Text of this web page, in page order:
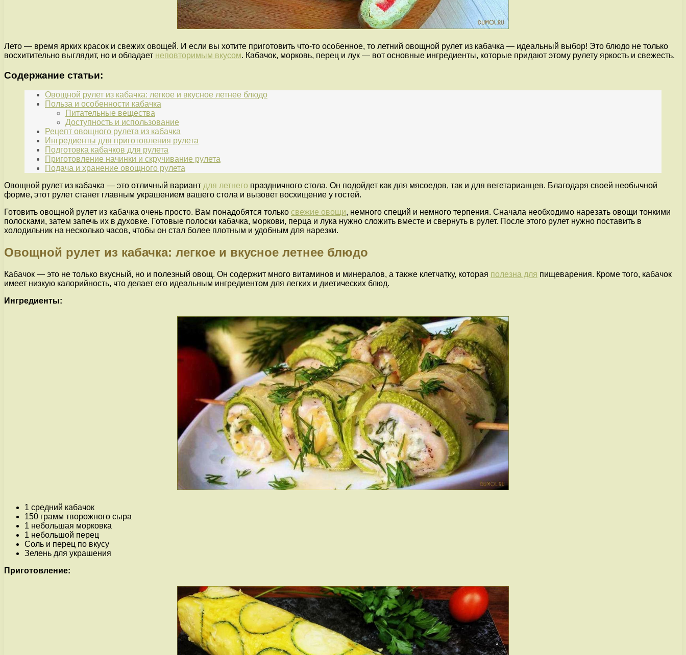
Лето — время ярких красок и свежих овощей. И если вы хотите приготовить что-то особенное, то летний овощной рулет из кабачка — идеальный выбор! Это блюдо не только
восхитительно выглядит, но и обладает неповторимым вкусом. Кабачок, морковь, перец и лук — вот основные ингредиенты, которые придают этому рулету яркость и свежесть.
Содержание статьи:
Овощной рулет из кабачка: легкое и вкусное летнее блюдо
Польза и особенности кабачка
Питательные вещества
Доступность и использование
Рецепт овощного рулета из кабачка
Ингредиенты для приготовления рулета
Подготовка кабачков для рулета
Приготовление начинки и скручивание рулета
Подача и хранение овощного рулета
Овощной рулет из кабачка — это отличный вариант для летнего праздничного стола. Он подойдет как для мясоедов, так и для вегетарианцев. Благодаря своей необычной
форме, этот рулет станет главным украшением вашего стола и вызовет восхищение у гостей.
Готовить овощной рулет из кабачка очень просто. Вам понадобятся только свежие овощи, немного специй и немного терпения. Сначала необходимо нарезать овощи тонкими
полосками, затем запечь их в духовке. Готовые полоски кабачка, моркови, перца и лука нужно сложить вместе и свернуть в рулет. После этого рулет нужно поставить в
холодильник на несколько часов, чтобы он стал более плотным и удобным для нарезки.
Овощной рулет из кабачка: легкое и вкусное летнее блюдо
Кабачок — это не только вкусный, но и полезный овощ. Он содержит много витаминов и минералов, а также клетчатку, которая полезна для пищеварения. Кроме того, кабачок
имеет низкую калорийность, что делает его идеальным ингредиентом для легких и диетических блюд.
Ингредиенты:
1 средний кабачок
150 грамм творожного сыра
1 небольшая морковка
1 небольшой перец
Соль и перец по вкусу
Зелень для украшения
Приготовление: